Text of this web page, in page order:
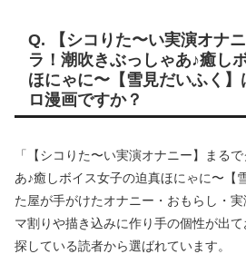
Q. 【シコりた〜い実演オナ
ラ！潮吹きぶっしゃあ♪癒し
ほにゃに〜【雪見だいふく
ロ漫画ですか？
「【シコりた〜い実演オナニー】まる
あ♪癒しボイス女子の迫真ほにゃに〜【
た屋が手がけたオナニー・おもらし・
マ割りや描き込みに作り手の個性が出
探している読者から選ばれています。